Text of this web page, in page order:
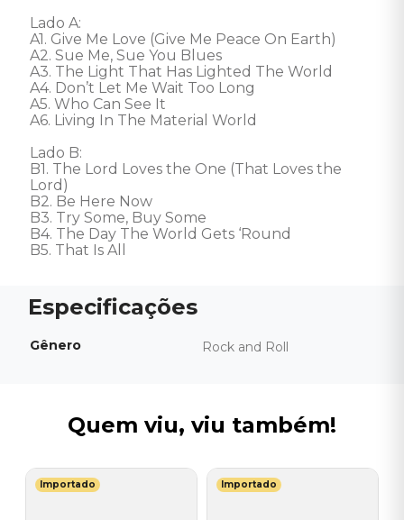
Lado A:
A1. Give Me Love (Give Me Peace On Earth)
A2. Sue Me, Sue You Blues
A3. The Light That Has Lighted The World
A4. Don’t Let Me Wait Too Long
A5. Who Can See It
A6. Living In The Material World
Lado B:
B1. The Lord Loves the One (That Loves the
Lord)
B2. Be Here Now
B3. Try Some, Buy Some
B4. The Day The World Gets ‘Round
B5. That Is All
Gênero Rock and Roll
Quem viu, viu também!
Importado Importado